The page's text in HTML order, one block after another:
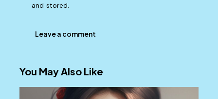
and stored.
You May Also Like